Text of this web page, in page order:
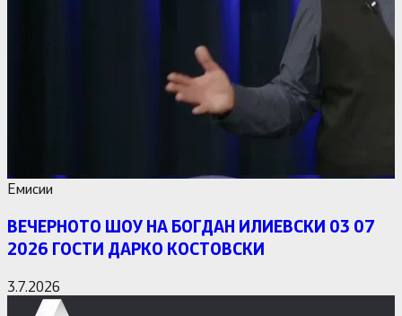
Емисии
ВЕЧЕРНОТО ШОУ НА БОГДАН ИЛИЕВСКИ 03 07
2026 ГОСТИ ДАРКО КОСТОВСКИ
3.7.2026